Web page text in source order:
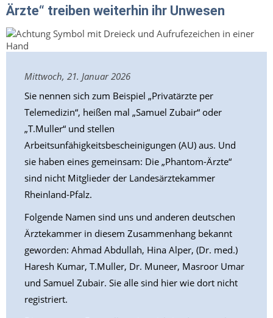
Ärzte“ treiben weiterhin ihr Unwesen
Mittwoch, 21. Januar 2026
Sie nennen sich zum Beispiel „Privatärzte per
Telemedizin“, heißen mal „Samuel Zubair“ oder
„T.Muller“ und stellen
Arbeitsunfähigkeitsbescheinigungen (AU) aus. Und
sie haben eines gemeinsam: Die „Phantom-Ärzte“
sind nicht Mitglieder der Landesärztekammer
Rheinland-Pfalz.
Folgende Namen sind uns und anderen deutschen
Ärztekammer in diesem Zusammenhang bekannt
geworden: Ahmad Abdullah, Hina Alper, (Dr. med.)
Haresh Kumar, T.Muller, Dr. Muneer, Masroor Umar
und Samuel Zubair. Sie alle sind hier wie dort nicht
registriert.